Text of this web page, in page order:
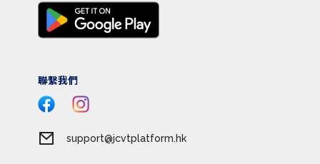
聯繫我們
support@jcvtplatform.hk